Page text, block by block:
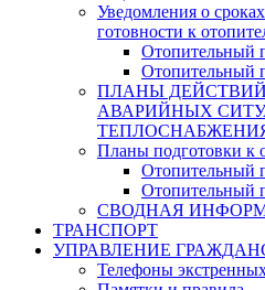
Уведомления о
готовности к
Отопительный
Отопительный
ПЛАНЫ
АВАРИЙНЫХ
Планы подготовки к
Отопительный
Отопительный
СВОДНАЯ
ТРАНСПОРТ
УПРАВЛЕНИЕ
Телефоны